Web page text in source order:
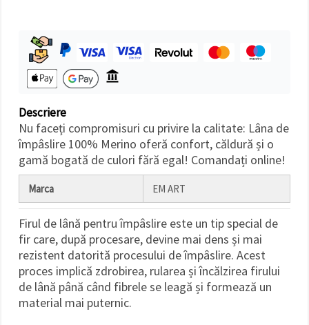
pe butonul
"Salvați"
Аcceptati
toate!
Setări
Descriere
Nu faceți compromisuri cu privire la calitate: Lâna de
împâslire 100% Merino oferă confort, căldură și o
gamă bogată de culori fără egal! Comandați online!
Marca EM ART
Firul de lână pentru împâslire este un tip special de
fir care, după procesare, devine mai dens și mai
rezistent datorită procesului de împâslire. Acest
proces implică zdrobirea, rularea și încălzirea firului
de lână până când fibrele se leagă și formează un
material mai puternic.